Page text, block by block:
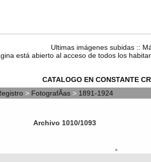
Ultimas imágenes subidas::
está abierto al acceso de todos los
CATALOGO EN CONSTANTE
> FotografÃ­as > 1891-1924
Archivo 1010/1093